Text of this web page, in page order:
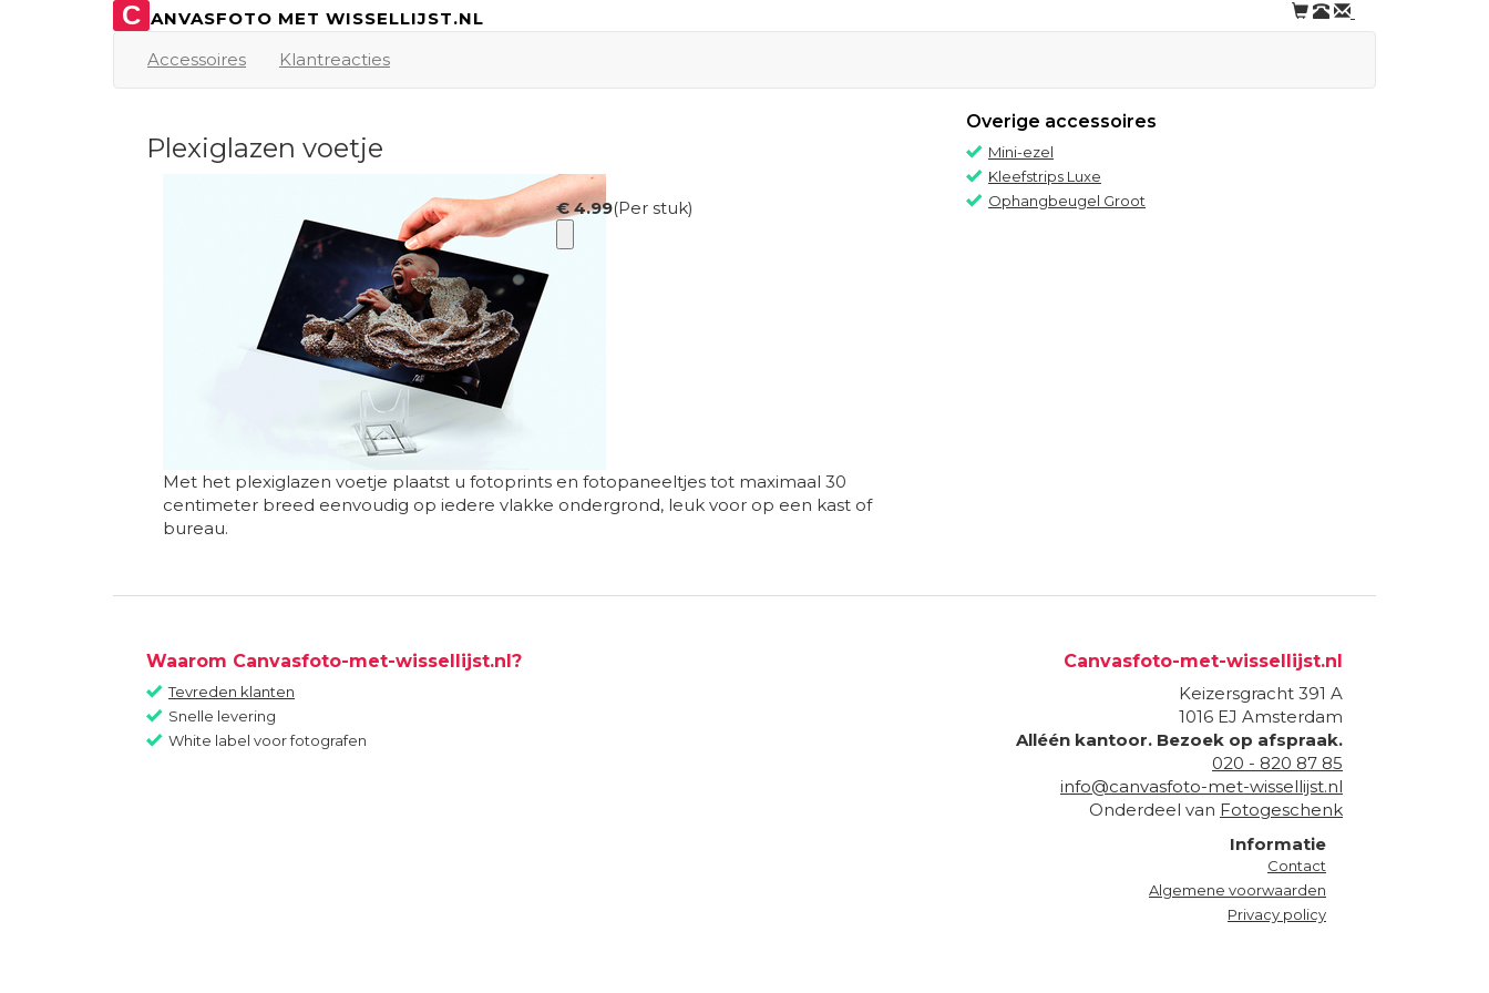
C ANVASFOTO MET WISSELLIJST.NL
Accessoires
Klantreacties
Plexiglazen voetje
€ 4.99(Per stuk)
Met het plexiglazen voetje plaatst u fotoprints en fotopaneeltjes tot maximaal 30
centimeter breed eenvoudig op iedere vlakke ondergrond, leuk voor op een kast of
bureau.
Overige accessoires
Mini-ezel
Kleefstrips Luxe
Ophangbeugel Groot
Waarom Canvasfoto-met-wissellijst.nl?
Tevreden klanten
Snelle levering
White label voor fotografen
Canvasfoto-met-wissellijst.nl
Keizersgracht 391 A
1016 EJ Amsterdam
Alléén kantoor. Bezoek op afspraak.
020 - 820 87 85
info@canvasfoto-met-wissellijst.nl
Onderdeel van Fotogeschenk
Informatie
Contact
Algemene voorwaarden
Privacy policy